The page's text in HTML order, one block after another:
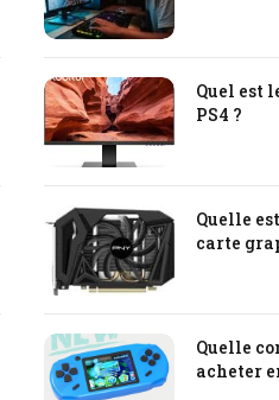
Quel est
PS4 ?
Quelle
carte
Quelle
acheter